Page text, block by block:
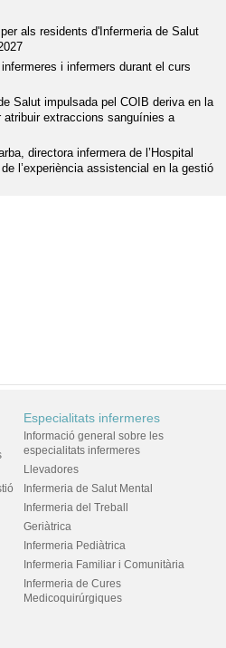
als residents d'Infermeria de Salut
i infermers durant el curs
Salut impulsada pel COIB deriva en la
extraccions sanguínies a
directora infermera de l’Hospital
l’experiència assistencial en la gestió
Especialitats infermeres
Informació general sobre les
especialitats infermeres
Llevadores
Infermeria de Salut Mental
Infermeria del Treball
Geriàtrica
Infermeria Pediàtrica
Infermeria Familiar i Comunitària
Infermeria de Cures
Medicoquirúrgiques